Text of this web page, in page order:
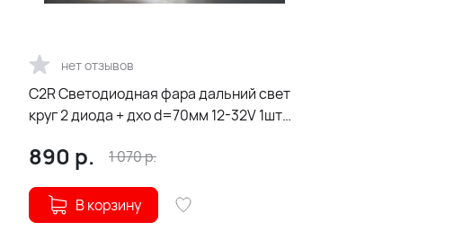
нет отзывов
C2R Светодиодная фара дальний свет
круг 2 диода + дхо d=70мм 12-32V 1шт
890 р. 1 070р.
В корзину